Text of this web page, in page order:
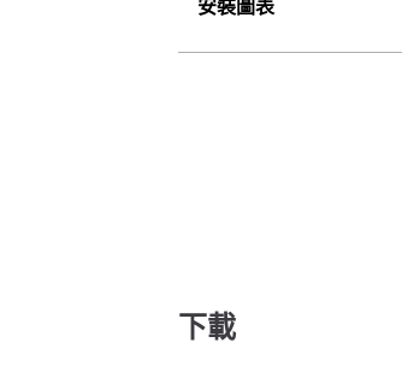
安裝圖表
下載